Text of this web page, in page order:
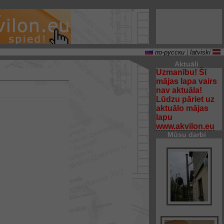
по-русски latviski
Aktuāli
Uzmanību! Šī
mājas lapa vairs
nav aktuāla!
Lūdzu pāriet uz
aktuālo mājas
lapu
www.akvilon.eu
Mūsu darbi